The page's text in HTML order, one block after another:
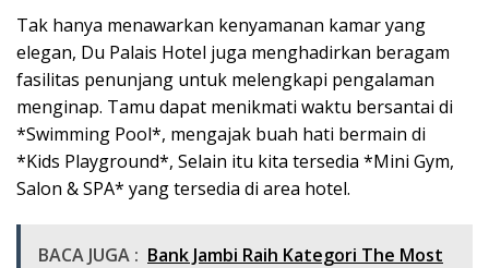
Tak hanya menawarkan kenyamanan kamar yang
elegan, Du Palais Hotel juga menghadirkan beragam
fasilitas penunjang untuk melengkapi pengalaman
menginap. Tamu dapat menikmati waktu bersantai di
*Swimming Pool*, mengajak buah hati bermain di
*Kids Playground*, Selain itu kita tersedia *Mini Gym,
Salon & SPA* yang tersedia di area hotel.
BACA JUGA : Bank Jambi Raih Kategori The Most